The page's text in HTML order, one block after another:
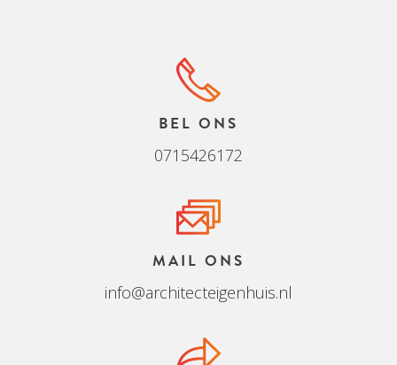
BEL ONS
0715426172
MAIL ONS
info@architecteigenhuis.nl